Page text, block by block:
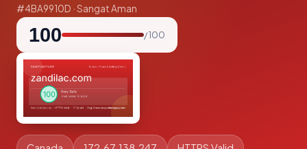
#4BA9910D · Sangat Aman
100 / 100